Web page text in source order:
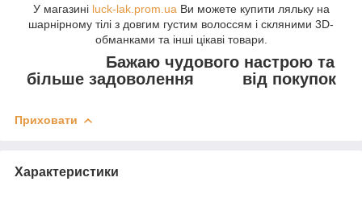
У магазині luck-lak.prom.uaВи можете купити ляльку на
шарнірному тілі з довгим густим волоссям і скляними 3D-
обманками та інші цікаві товари.
Бажаю чудового настрою та
більше задоволення від покупок
Приховати
Характеристики